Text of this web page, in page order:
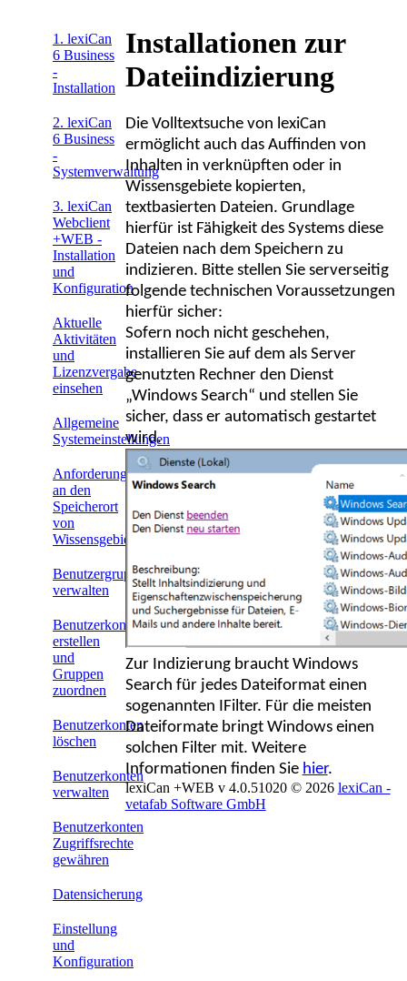
1. lexiCan
6 Business
-
Installation
2. lexiCan
6 Business
-
Systemverwaltung
3. lexiCan
Webclient
+WEB -
Installation
und
Konfiguration
Aktuelle
Aktivitäten
und
Lizenzvergabe
einsehen
Allgemeine
Systemeinstellungen
Anforderungen
an den
Speicherort
von
Wissensgebieten
Benutzergruppen
verwalten
Benutzerkonten
erstellen
und
Gruppen
zuordnen
Benutzerkonten
löschen
Benutzerkonten
verwalten
Benutzerkonten
Zugriffsrechte
gewähren
Datensicherung
Einstellung
und
Konfiguration
Installationen zur
Dateiindizierung
Die Volltextsuche von lexiCan
ermöglicht auch das Auffinden von
Inhalten in verknüpften oder in
Wissensgebiete kopierten,
textbasierten Dateien. Grundlage
hierfür ist Fähigkeit des Systems diese
Dateien nach dem Speichern zu
indizieren. Bitte stellen Sie serverseitig
folgende technischen Voraussetzungen
hierfür sicher:
Sofern noch nicht geschehen,
installieren Sie auf dem als Server
genutzten Rechner den Dienst
„Windows Search“ und stellen Sie
sicher, dass er automatisch gestartet
wird.
Zur Indizierung braucht Windows
Search für jedes Dateiformat einen
sogenannten IFilter. Für die meisten
Dateiformate bringt Windows einen
solchen Filter mit. Weitere
Informationen finden Sie hier.
lexiCan +WEB v 4.0.51020 © 2026 lexiCan -
vetafab Software GmbH